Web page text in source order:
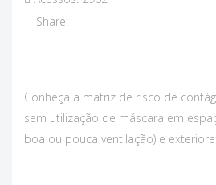
Share:
Conheça a matriz de risco de
sem utilização de máscara em
boa ou pouca ventilação) e